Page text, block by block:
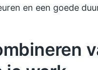
en een goede